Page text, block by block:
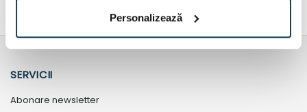
Personalizează
SERVICII
Abonare newsletter